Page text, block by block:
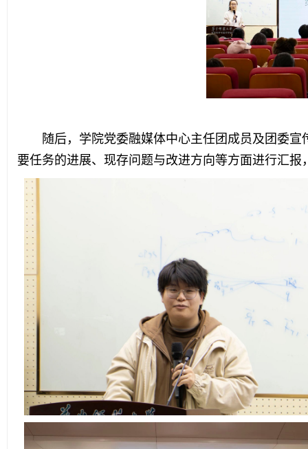
随后，学院党委融媒体中心主任团成员及团委
要任务的进展、现存问题与改进方向等方面进行汇